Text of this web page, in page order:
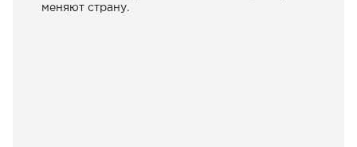
меняют страну.